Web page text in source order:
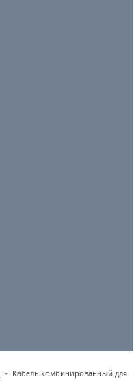
- Кабель комбинированный для